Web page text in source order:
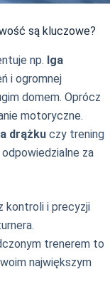
są kluczowe?
np. Iga
i ogromnej
domem. Oprócz
motoryczne.
drążku czy trening
za
kontroli i precyzji
trenerem to
największym